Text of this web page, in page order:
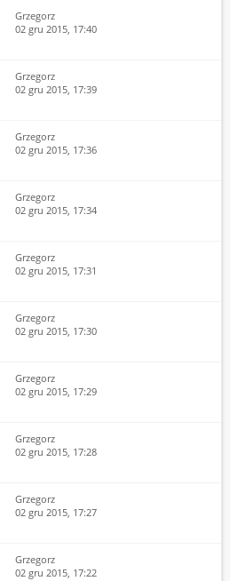
Grzegorz
02 gru 2015, 17:40
Grzegorz
02 gru 2015, 17:39
Grzegorz
02 gru 2015, 17:36
Grzegorz
02 gru 2015, 17:34
Grzegorz
02 gru 2015, 17:31
Grzegorz
02 gru 2015, 17:30
Grzegorz
02 gru 2015, 17:29
Grzegorz
02 gru 2015, 17:28
Grzegorz
02 gru 2015, 17:27
Grzegorz
02 gru 2015, 17:22